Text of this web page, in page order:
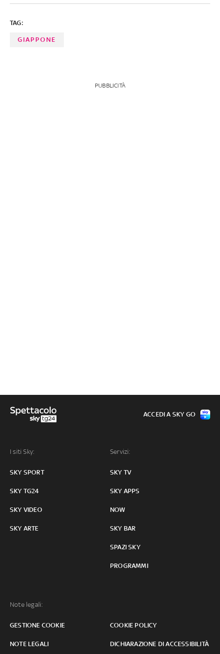
TAG:
GIAPPONE
PUBBLICITÀ
I siti Sky:
SKY SPORT
SKY TG24
SKY VIDEO
SKY ARTE
Servizi:
SKY TV
SKY APPS
NOW
SKY BAR
SPAZI SKY
PROGRAMMI
Note legali:
GESTIONE COOKIE COOKIE POLICY
NOTE LEGALI DICHIARAZIONE DI ACCESSIBILITÀ
ACCEDI A SKY GO